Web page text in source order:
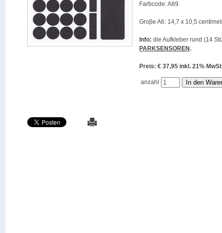
Farbcode: A89.
Groβe A6: 14,7 x 10,5
Info: die Aufkleber rund (14
PARKSENSOREN.
Preis: € 37,95 inkl. 21%
anzahl